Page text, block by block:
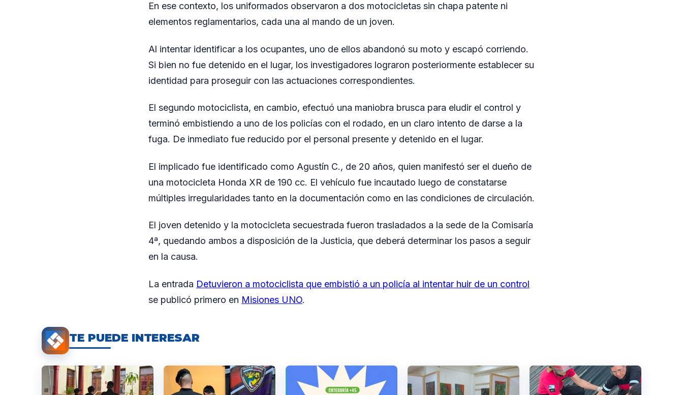
En ese contexto, los uniformados observaron a dos motocicletas sin chapa patente ni
elementos reglamentarios, cada una al mando de un joven.
Al intentar identificar a los ocupantes, uno de ellos abandonó su moto y escapó corriendo.
Si bien no fue detenido en el lugar, los investigadores lograron posteriormente establecer su
identidad para proseguir con las actuaciones correspondientes.
El segundo motociclista, en cambio, efectuó una maniobra brusca para eludir el control y
terminó embistiendo a uno de los policías con el rodado, en un claro intento de darse a la
fuga. De inmediato fue reducido por el personal presente y detenido en el lugar.
El implicado fue identificado como Agustín C., de 20 años, quien manifestó ser el dueño de
una motocicleta Honda XR de 190 cc. El vehículo fue incautado luego de constatarse
múltiples irregularidades tanto en la documentación como en las condiciones de circulación.
El joven detenido y la motocicleta secuestrada fueron trasladados a la sede de la Comisaría
4ª, quedando ambos a disposición de la Justicia, que deberá determinar los pasos a seguir
en la causa.
La entrada Detuvieron a motociclista que embistió a un policía al intentar huir de un control
se publicó primero en Misiones UNO.
TE PUEDE INTERESAR